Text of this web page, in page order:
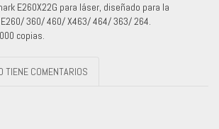
E260X22G para láser, diseñado para la
360/ 460/ X463/ 464/ 363/ 264.
copias.
TIENE COMENTARIOS